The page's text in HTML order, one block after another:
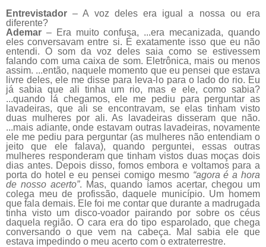
Entrevistador – A voz deles era igual a nossa ou era
diferente?
Ademar – Era muito confusa, ...era mecanizada, quando
eles conversavam entre si. É exatamente isso que eu não
entendi. O som da voz deles saia como se estivessem
falando com uma caixa de som. Eletrônica, mais ou menos
assim. ...então, naquele momento que eu pensei que estava
livre deles, ele me disse para leva-lo para o lado do rio. Eu
já sabia que ali tinha um rio, mas e ele, como sabia?
...quando lá chegamos, ele me pediu para perguntar as
lavadeiras, que ali se encontravam, se elas tinham visto
duas mulheres por ali. As lavadeiras disseram que não.
...mais adiante, onde estavam outras lavadeiras, novamente
ele me pediu para perguntar (as mulheres não entendiam o
jeito que ele falava), quando perguntei, essas outras
mulheres responderam que tinham vistos duas moças dois
dias antes. Depois disso, fomos embora e voltamos para a
porta do hotel e eu pensei comigo mesmo “agora é a hora
de nosso acerto”. Mas, quando íamos acertar, chegou um
colega meu de profissão, daquele município. Um homem
que fala demais. Ele foi me contar que durante a madrugada
tinha visto um disco-voador pairando por sobre os céus
daquela região. O cara era do tipo esparolado, que chega
conversando o que vem na cabeça. Mal sabia ele que
estava impedindo o meu acerto com o extraterrestre.